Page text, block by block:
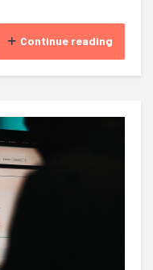
Continue reading